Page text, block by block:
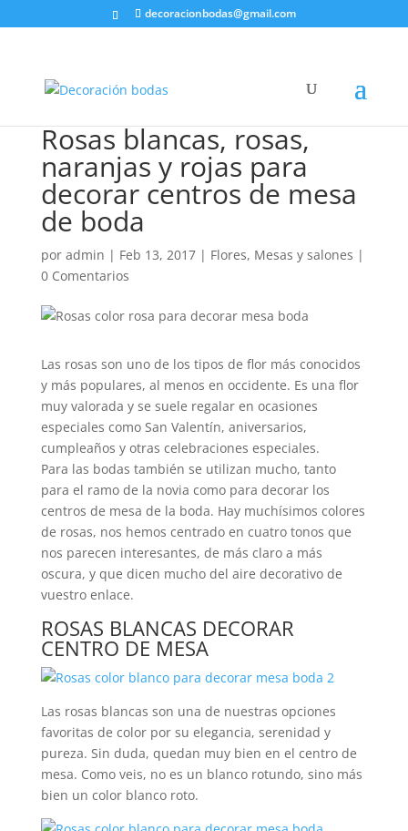
decoracionbodas@gmail.com
Rosas blancas, rosas,
naranjas y rojas para
decorar centros de mesa
de boda
por admin | Feb 13, 2017| Flores, Mesas y salones |
0 Comentarios
Las rosas son uno de los tipos de flor más conocidos
y más populares, al menos en occidente. Es una flor
muy valorada y se suele regalar en ocasiones
especiales como San Valentín, aniversarios,
cumpleaños y otras celebraciones especiales.
Para las bodas también se utilizan mucho, tanto
para el ramo de la novia como para decorar los
centros de mesa de la boda. Hay muchísimos colores
de rosas, nos hemos centrado en cuatro tonos que
nos parecen interesantes, de más claro a más
oscura, y que dicen mucho del aire decorativo de
vuestro enlace.
ROSAS BLANCAS DECORAR
CENTRO DE MESA
Las rosas blancas son una de nuestras opciones
favoritas de color por su elegancia, serenidad y
pureza. Sin duda, quedan muy bien en el centro de
mesa. Como veis, no es un blanco rotundo, sino más
bien un color blanco roto.